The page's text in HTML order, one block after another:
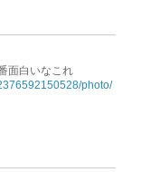
面白いなこれ
photo/